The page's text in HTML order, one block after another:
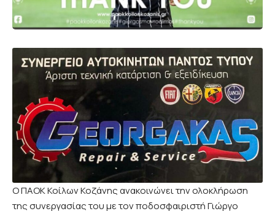
Ο ΠΑΟΚ Κοίλων Κοζάνης ανακοινώνει την ολοκλήρωση
της συνεργασίας του με τον ποδοσφαιριστή Γιώργο